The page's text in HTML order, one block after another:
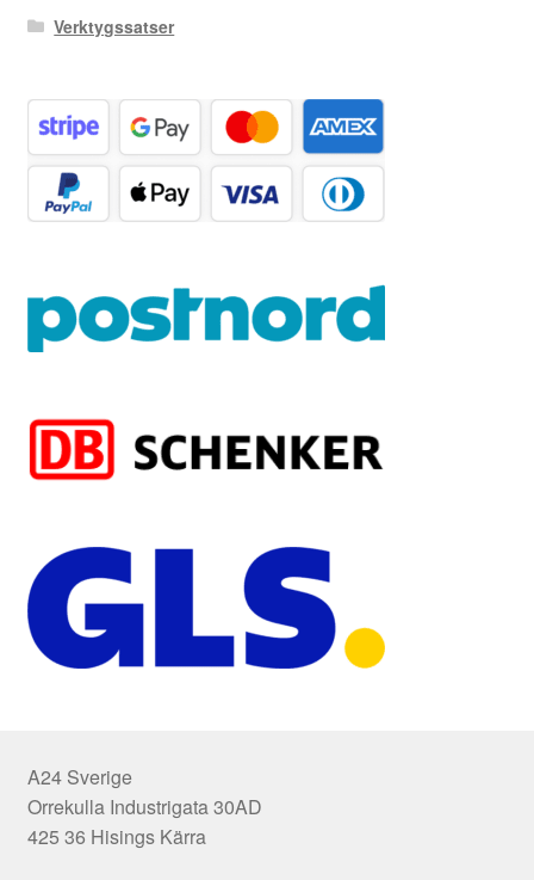
Verktygssatser
A24 Sverige
Orrekulla Industrigata 30AD
425 36 Hisings Kärra